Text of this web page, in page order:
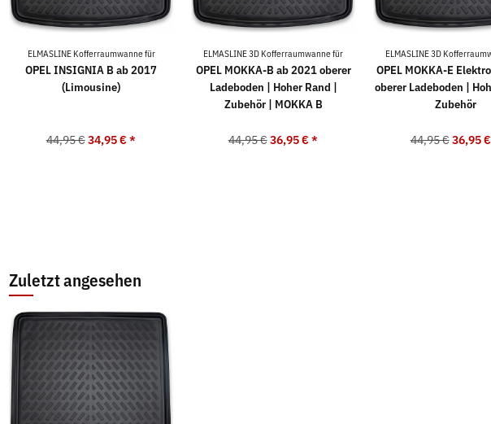
ELMASLINE Kofferraumwanne für
OPEL INSIGNIA B ab 2017
(Limousine)
44,95 € 34,95 €*
ELMASLINE 3D Kofferraumwanne für
OPEL MOKKA-B ab 2021 oberer
Ladeboden | Hoher Rand |
Zubehör | MOKKA B
44,95 € 36,95 €*
ELMASLINE 3D
OPEL MOKKA-E
oberer Ladeboden |
Zubehör
44,95 € 36,95
Zuletzt angesehen